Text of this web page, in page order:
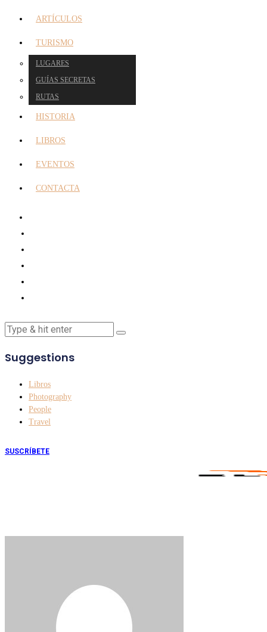
ARTÍCULOS
TURISMO
LUGARES
GUÍAS SECRETAS
RUTAS
HISTORIA
LIBROS
EVENTOS
CONTACTA
Suggestions
Libros
Photography
People
Travel
SUSCRÍBETE